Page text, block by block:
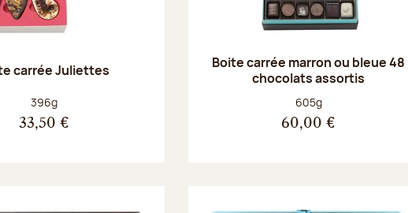
carrée Juliettes
Poids net :
396g
33,50 €
Boite carrée marron ou bleue 48
chocolats assortis
Poids net :
605g
60,00 €